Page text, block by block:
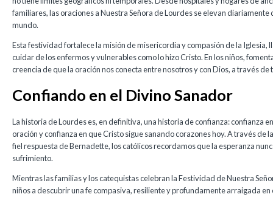
familiares, las oraciones a Nuestra Señora de Lourdes se elevan
mundo.
Esta festividad fortalece la misión de misericordia y compasión de la Iglesia,
cuidar de los enfermos y vulnerables como lo hizo Cristo. En los niños,
creencia de que la oración nos conecta entre nosotros y con Dios, a través
Confiando en el Divino Sanador
La historia de Lourdes es, en definitiva, una historia de confianza: confianza
oración y confianza en que Cristo sigue sanando corazones hoy. A través de
fiel respuesta de Bernadette, los católicos recordamos que la esperanza
sufrimiento.
Mientras las familias y los catequistas celebran la Festividad de Nuestra
niños a descubrir una fe compasiva, resiliente y profundamente arraigada en